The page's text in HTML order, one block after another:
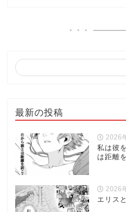
最新の投稿
2026
私は彼
は距離
2026
エリス